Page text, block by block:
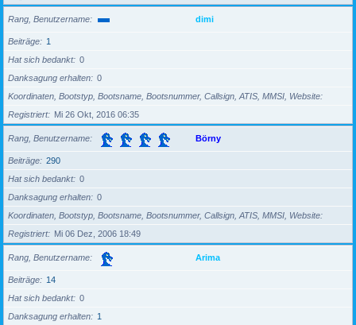
Rang, Benutzername dimi
Beiträge
1
Hat sich bedankt
0
Danksagung erhalten
0
Koordinaten, Bootstyp, Bootsname, Bootsnummer, Callsign, ATIS, MMSI, Website
Registriert
Mi 26 Okt, 2016 06:35
Rang, Benutzername Börny
Beiträge
290
Hat sich bedankt
0
Danksagung erhalten
0
Koordinaten, Bootstyp, Bootsname, Bootsnummer, Callsign, ATIS, MMSI, Website
Registriert
Mi 06 Dez, 2006 18:49
Rang, Benutzername Arima
Beiträge
14
Hat sich bedankt
0
Danksagung erhalten
1